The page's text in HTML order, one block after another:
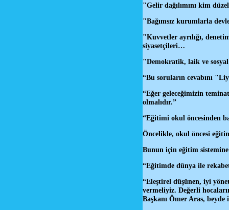
"Gelir dağılımını kim
"Bağımsız kurumlarla
"Kuvvetler ayrılığı,
siyasetçileri…
"Demokratik, laik ve
“Bu soruların cevabını
“Eğer geleceğimizin
olmalıdır.”
“Eğitimi okul öncesinden
Öncelikle, okul öncesi
Bunun için eğitim
“Eğitimde dünya ile
“Eleştirel düşünen, iyi
vermeliyiz. Değerli
Başkanı Ömer Aras,